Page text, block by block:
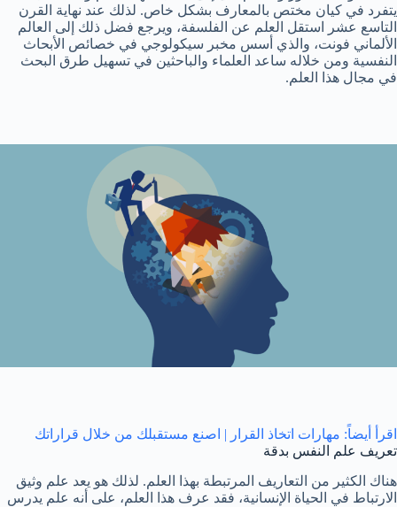
يتفرد في كيان مختص بالمعارف بشكل خاص. لذلك عند نهاية القرن
التاسع عشر استقل العلم عن الفلسفة، ويرجع فضل ذلك إلى العالم
الألماني فونت، والذي أسس مخبر سيكولوجي في خصائص الأبحاث
النفسية ومن خلاله ساعد العلماء والباحثين في تسهيل طرق البحث
في مجال هذا العلم.
اقرأ أيضاً: مهارات اتخاذ القرار | اصنع مستقبلك من خلال قراراتك
تعريف علم النفس بدقة
هناك الكثير من التعاريف المرتبطة بهذا العلم. لذلك هو يعد علم وثيق
الارتباط في الحياة الإنسانية، فقد عرف هذا العلم، على أنه علم يدرس